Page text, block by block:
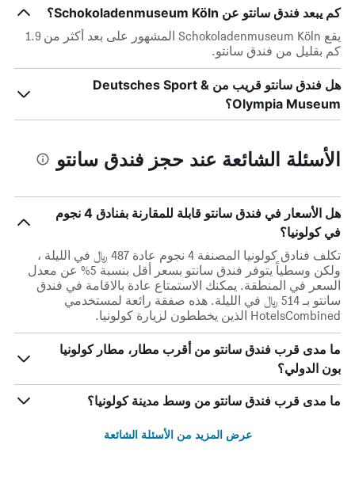
كم يبعد فندق سانتو عن Schokoladenmuseum Köln؟
يقع Schokoladenmuseum Köln المشهور على بعد أكثر من 1.9
كم بقليل من فندق سانتو.
هل فندق سانتو قريب من Deutsches Sport &
Olympia Museum؟
الأسئلة الشائعة عند حجز فندق سانتو
هل الأسعار في فندق سانتو قابلة للمقارنة بفنادق 4 نجوم
في كولونيا؟
تكلف فنادق كولونيا المصنفة 4 نجوم عادة 487 ﷼ في الليلة ،
ولكن وسطياً يتوفر فندق سانتو بسعر أقل بنسبة 5% عن معدل
السعر في المنطقة. يمكنك الاستمتاع عادة بالاقامة في فندق
سانتو بـ 514 ﷼ في الليلة. هذه صفقة رائعة لمستخدمي
HotelsCombined الذين يخططون لزيارة كولونيا.
ما مدى قرب فندق سانتو من أقرب مطار، مطار كولونيا
بون الدولي؟
ما مدى قرب فندق سانتو من وسط مدينة كولونيا؟
عرض المزيد من الأسئلة الشائعة